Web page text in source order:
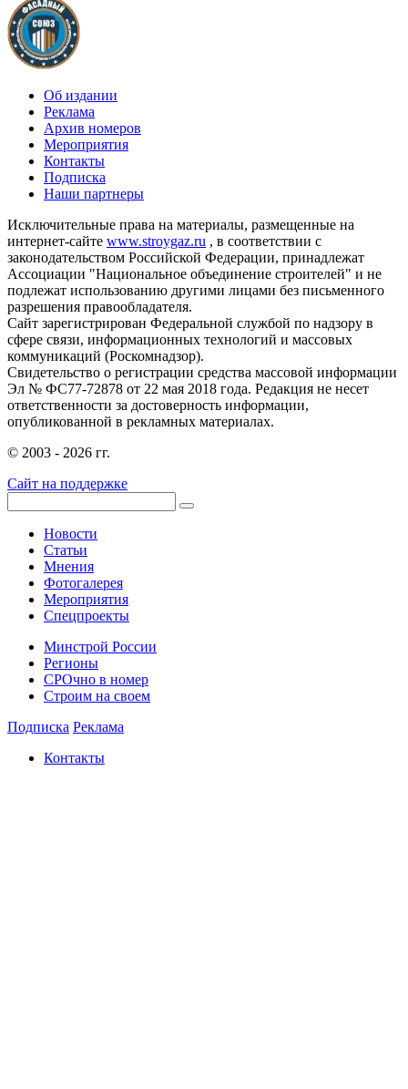
Об издании
Реклама
Архив номеров
Мероприятия
Контакты
Подписка
Наши партнеры
Исключительные права на материалы, размещенные на
интернет-сайте www.stroygaz.ru , в соответствии с
законодательством Российской Федерации, принадлежат
Ассоциации "Национальное объединение строителей" и не
подлежат использованию другими лицами без письменного
разрешения правообладателя.
Сайт зарегистрирован Федеральной службой по надзору в
сфере связи, информационных технологий и массовых
коммуникаций (Роскомнадзор).
Свидетельство о регистрации средства массовой информации
Эл № ФС77-72878 от 22 мая 2018 года. Редакция не несет
ответственности за достоверность информации,
опубликованной в рекламных материалах.
© 2003 - 2026 гг.
Сайт на поддержке
Новости
Статьи
Мнения
Фотогалерея
Мероприятия
Спецпроекты
Минстрой России
Регионы
СРОчно в номер
Строим на своем
Подписка Реклама
Контакты